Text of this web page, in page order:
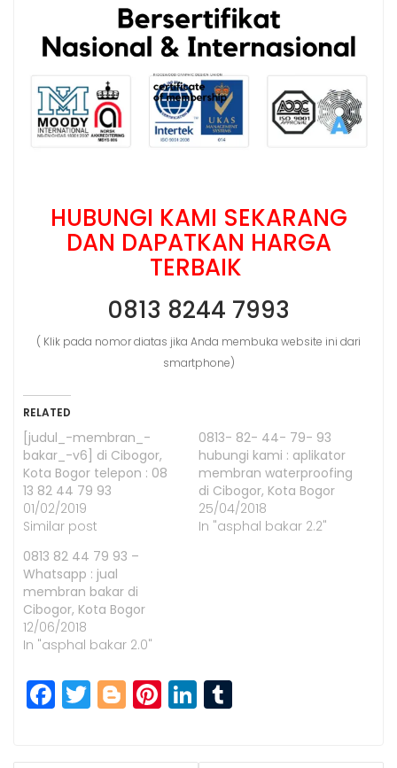
HUBUNGI KAMI SEKARANG
DAN DAPATKAN HARGA
TERBAIK
0813 8244 7993
( Klik pada nomor diatas jika Anda membuka website ini dari
smartphone)
RELATED
[judul_-membran_-
bakar_-v6] di Cibogor,
Kota Bogor telepon : 08
13 82 44 79 93
01/02/2019
Similar post
0813- 82- 44- 79- 93
hubungi kami : aplikator
membran waterproofing
di Cibogor, Kota Bogor
25/04/2018
In "asphal bakar 2.2"
0813 82 44 79 93 –
Whatsapp : jual
membran bakar di
Cibogor, Kota Bogor
12/06/2018
In "asphal bakar 2.0"
F
c
T
itt
Bl
g
Pi
t
Li
k m